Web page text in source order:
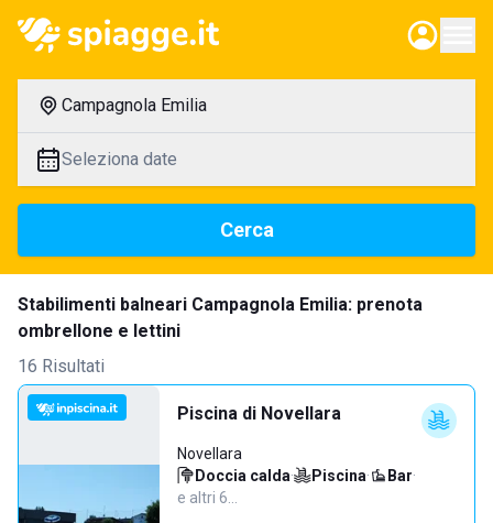
Campagnola Emilia
Seleziona date
Cerca
Stabilimenti balneari Campagnola Emilia: prenota
ombrellone e lettini
16 Risultati
Piscina di Novellara
Novellara
Doccia calda· Piscina· Bar·
e altri 6…